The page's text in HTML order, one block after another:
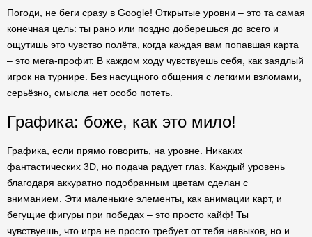
Погоди, не беги сразу в Google! Открытые уровни – это та самая
конечная цель: ты рано или поздно доберешься до всего и
ощутишь это чувство полёта, когда каждая вам попавшая карта
– это мега-профит. В каждом ходу чувствуешь себя, как заядлый
игрок на турнире. Без насущного общения с легкими взломами,
серьёзно, смысла нет особо потеть.
Графика: боже, как это мило!
Графика, если прямо говорить, на уровне. Никаких
фантастических 3D, но подача радует глаз. Каждый уровень
благодаря аккуратно подобранным цветам сделан с
вниманием. Эти маленькие элементы, как анимации карт, и
бегущие фигуры при победах – это просто кайф! Ты
чувствуешь, что игра не просто требует от тебя навыков, но и